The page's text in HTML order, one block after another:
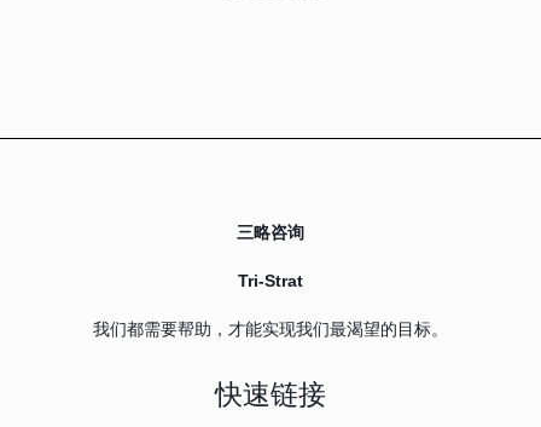
三略咨询
Tri-Strat
我们都需要帮助，才能实现我们最渴望的目标。
快速链接